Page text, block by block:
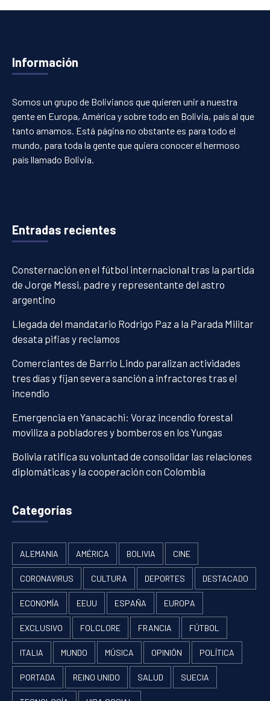
Información
Somos un grupo de Bolivianos que quieren unir a nuestra
gente en Europa, América y sobre todo en Bolivia, país al que
tanto amamos. Está página no obstante es para todo el
mundo, para toda la gente que quiera conocer el hermoso
país llamado Bolivia.
Entradas recientes
Consternación en el fútbol internacional tras la partida
de Jorge Messi, padre y representante del astro
argentino
Llegada del mandatario Rodrigo Paz a la Parada Militar
desata pifias y reclamos
Comerciantes de Barrio Lindo paralizan actividades
tres días y fijan severa sanción a infractores tras el
incendio
Emergencia en Yanacachi: Voraz incendio forestal
moviliza a pobladores y bomberos en los Yungas
Bolivia ratifica su voluntad de consolidar las relaciones
diplomáticas y la cooperación con Colombia
Categorías
ALEMANIA AMÉRICA BOLIVIA CINE
CORONAVIRUS CULTURA DEPORTES DESTACADO
ECONOMÍA EEUU ESPAÑA EUROPA
EXCLUSIVO FOLCLORE FRANCIA FÚTBOL
ITALIA MUNDO MÚSICA OPINIÓN POLÍTICA
PORTADA REINO UNIDO SALUD SUECIA